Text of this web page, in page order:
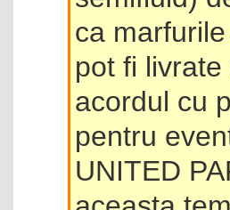
ca
pot fi
acordul cu
pentru
UNITED